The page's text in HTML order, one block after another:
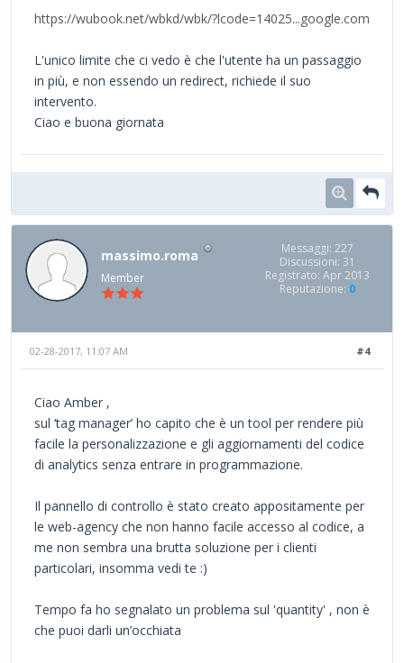
https://wubook.net/wbkd/wbk/?lcode=14025...google.com
L'unico limite che ci vedo è che l'utente ha un passaggio
in più, e non essendo un redirect, richiede il suo
intervento.
Ciao e buona giornata
massimo.roma
Member
Messaggi: 227
Discussioni: 31
Registrato: Apr 2013
Reputazione: 0
#4
02-28-2017, 11:07 AM
Ciao Amber ,
sul ‘tag manager’ ho capito che è un tool per rendere più
facile la personalizzazione e gli aggiornamenti del codice
di analytics senza entrare in programmazione.
Il pannello di controllo è stato creato appositamente per
le web-agency che non hanno facile accesso al codice, a
me non sembra una brutta soluzione per i clienti
particolari, insomma vedi te :)
Tempo fa ho segnalato un problema sul 'quantity' , non è
che puoi darli un’occhiata